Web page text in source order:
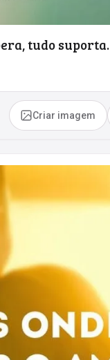
tudo suporta.
Criar imagem